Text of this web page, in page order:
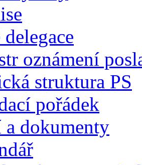
delegace
oznámení
struktura PS
pořádek
a dokumenty